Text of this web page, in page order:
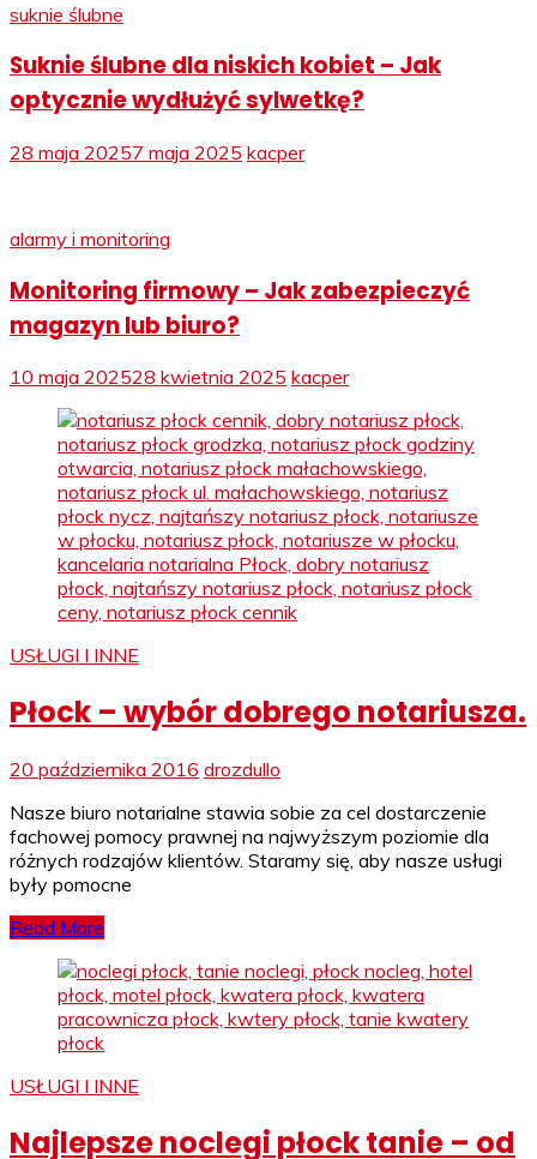
suknie ślubne
Suknie ślubne dla niskich kobiet – Jak
optycznie wydłużyć sylwetkę?
28 maja 20257 maja 2025 kacper
alarmy i monitoring
Monitoring firmowy – Jak zabezpieczyć
magazyn lub biuro?
10 maja 202528 kwietnia 2025 kacper
USŁUGI I INNE
Płock – wybór dobrego notariusza.
20 października 2016 drozdullo
Nasze biuro notarialne stawia sobie za cel dostarczenie
fachowej pomocy prawnej na najwyższym poziomie dla
różnych rodzajów klientów. Staramy się, aby nasze usługi
były pomocne
Read More
USŁUGI I INNE
Najlepsze noclegi płock tanie – od